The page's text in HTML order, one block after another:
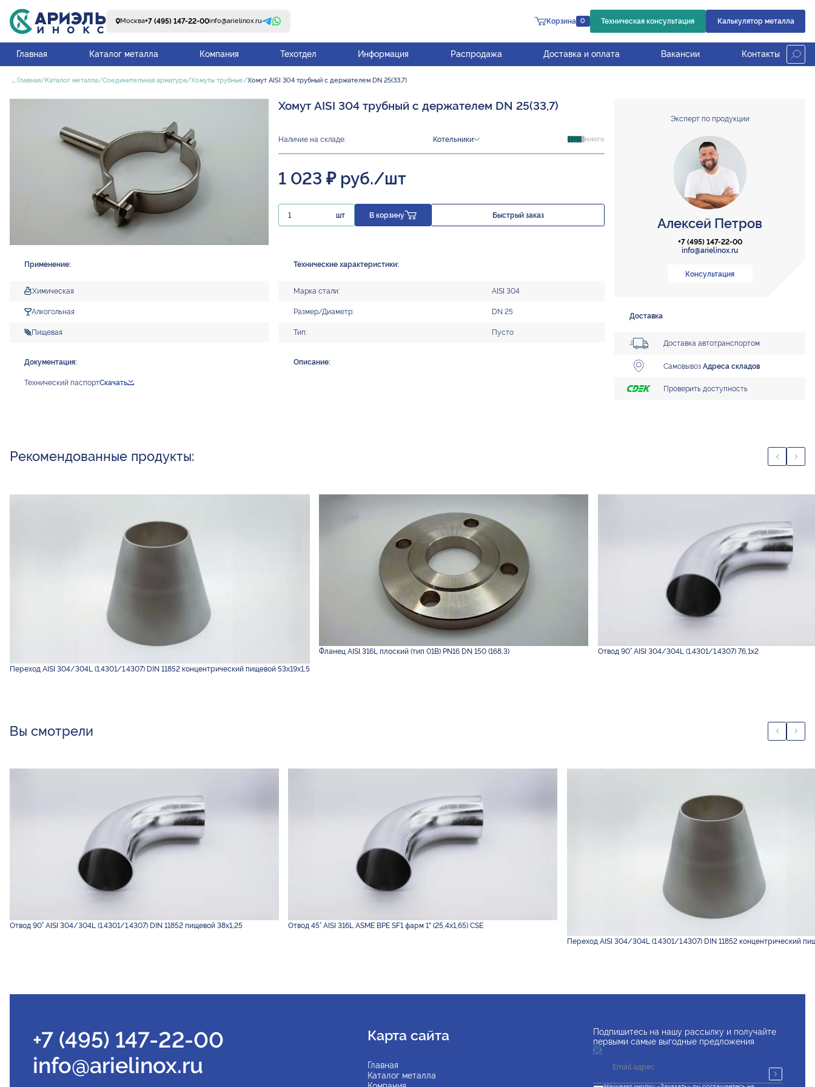
Москва+7 (495) 147-22-00info@arielinox.ru Корзина 0 Техническая консультация Калькулятор металла
Главная Каталог металла Компания Техотдел Информация Распродажа Доставка и оплата Вакансии Контакты
... Главная Каталог металла Соединительная арматура Хомуты трубные Хомут AISI 304 трубный с держателем DN 25(33,7)
Хомут AISI 304 трубный с держателем DN 25(33,7)
Наличие на складе: Котельники много
1 023 ₽ руб./шт
шт В корзину Быстрый заказ
Применение:
Химическая
Алкогольная
Пищевая
Документация:
Технический паспортСкачать
Технические характеристики:
Марка стали: AISI 304
Размер/Диаметр: DN 25
Тип: Пусто
Описание:
Эксперт по продукции
Алексей Петров
+7 (495) 147-22-00
info@arielinox.ru
Консультация
Доставка
Доставка автотранспортом
СамовывозАдреса складов
Проверить доступность
Рекомендованные продукты:
Переход AISI 304/304L (1.4301/1.4307) DIN 11852 концентрический пищевой 53х19х1,5
Фланец AISI 316L плоский (тип 01B) PN16 DN 150 (168,3) Отвод 90° AISI 304/304L (1.4301/1.4307) 76,1х2
Вы смотрели
Отвод 90° AISI 304/304L (1.4301/1.4307) DIN 11852 пищевой 38х1,25
Отвод 45° AISI 316L ASME BPE SF1 фарм 1" (25,4х1,65) CSE
Переход AISI 304/304L (1.4301/1.4307) DIN 11852 концентрический
Подпишитесь на нашу рассылку и получайте
первыми самые выгодные предложения
+7 (495) 147-22-00
info@arielinox.ru
Карта сайта
Главная
Каталог металла